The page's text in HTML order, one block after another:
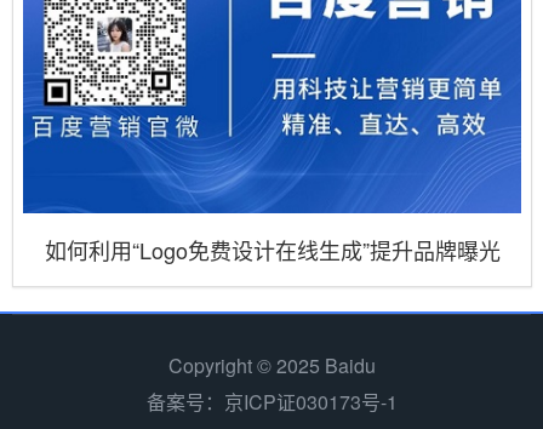
如何利用“Logo免费设计在线生成”提升品牌曝光
Copyright © 2025 Baidu
备案号：京ICP证030173号-1